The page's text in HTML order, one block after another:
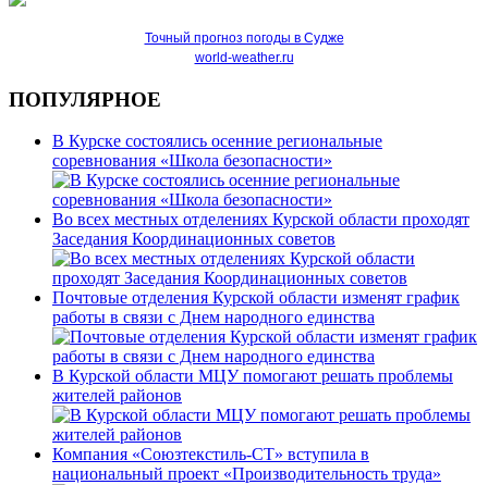
Точный прогноз погоды в Судже
world-weather.ru
ПОПУЛЯРНОЕ
В Курске состоялись осенние региональные
соревнования «Школа безопасности»
Во всех местных отделениях Курской области проходят
Заседания Координационных советов
Почтовые отделения Курской области изменят график
работы в связи с Днем народного единства
В Курской области МЦУ помогают решать проблемы
жителей районов
Компания «Союзтекстиль-СТ» вступила в
национальный проект «Производительность труда»